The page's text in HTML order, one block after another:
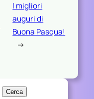
I migliori
auguri di
Buona Pasqua!
→
Cerca